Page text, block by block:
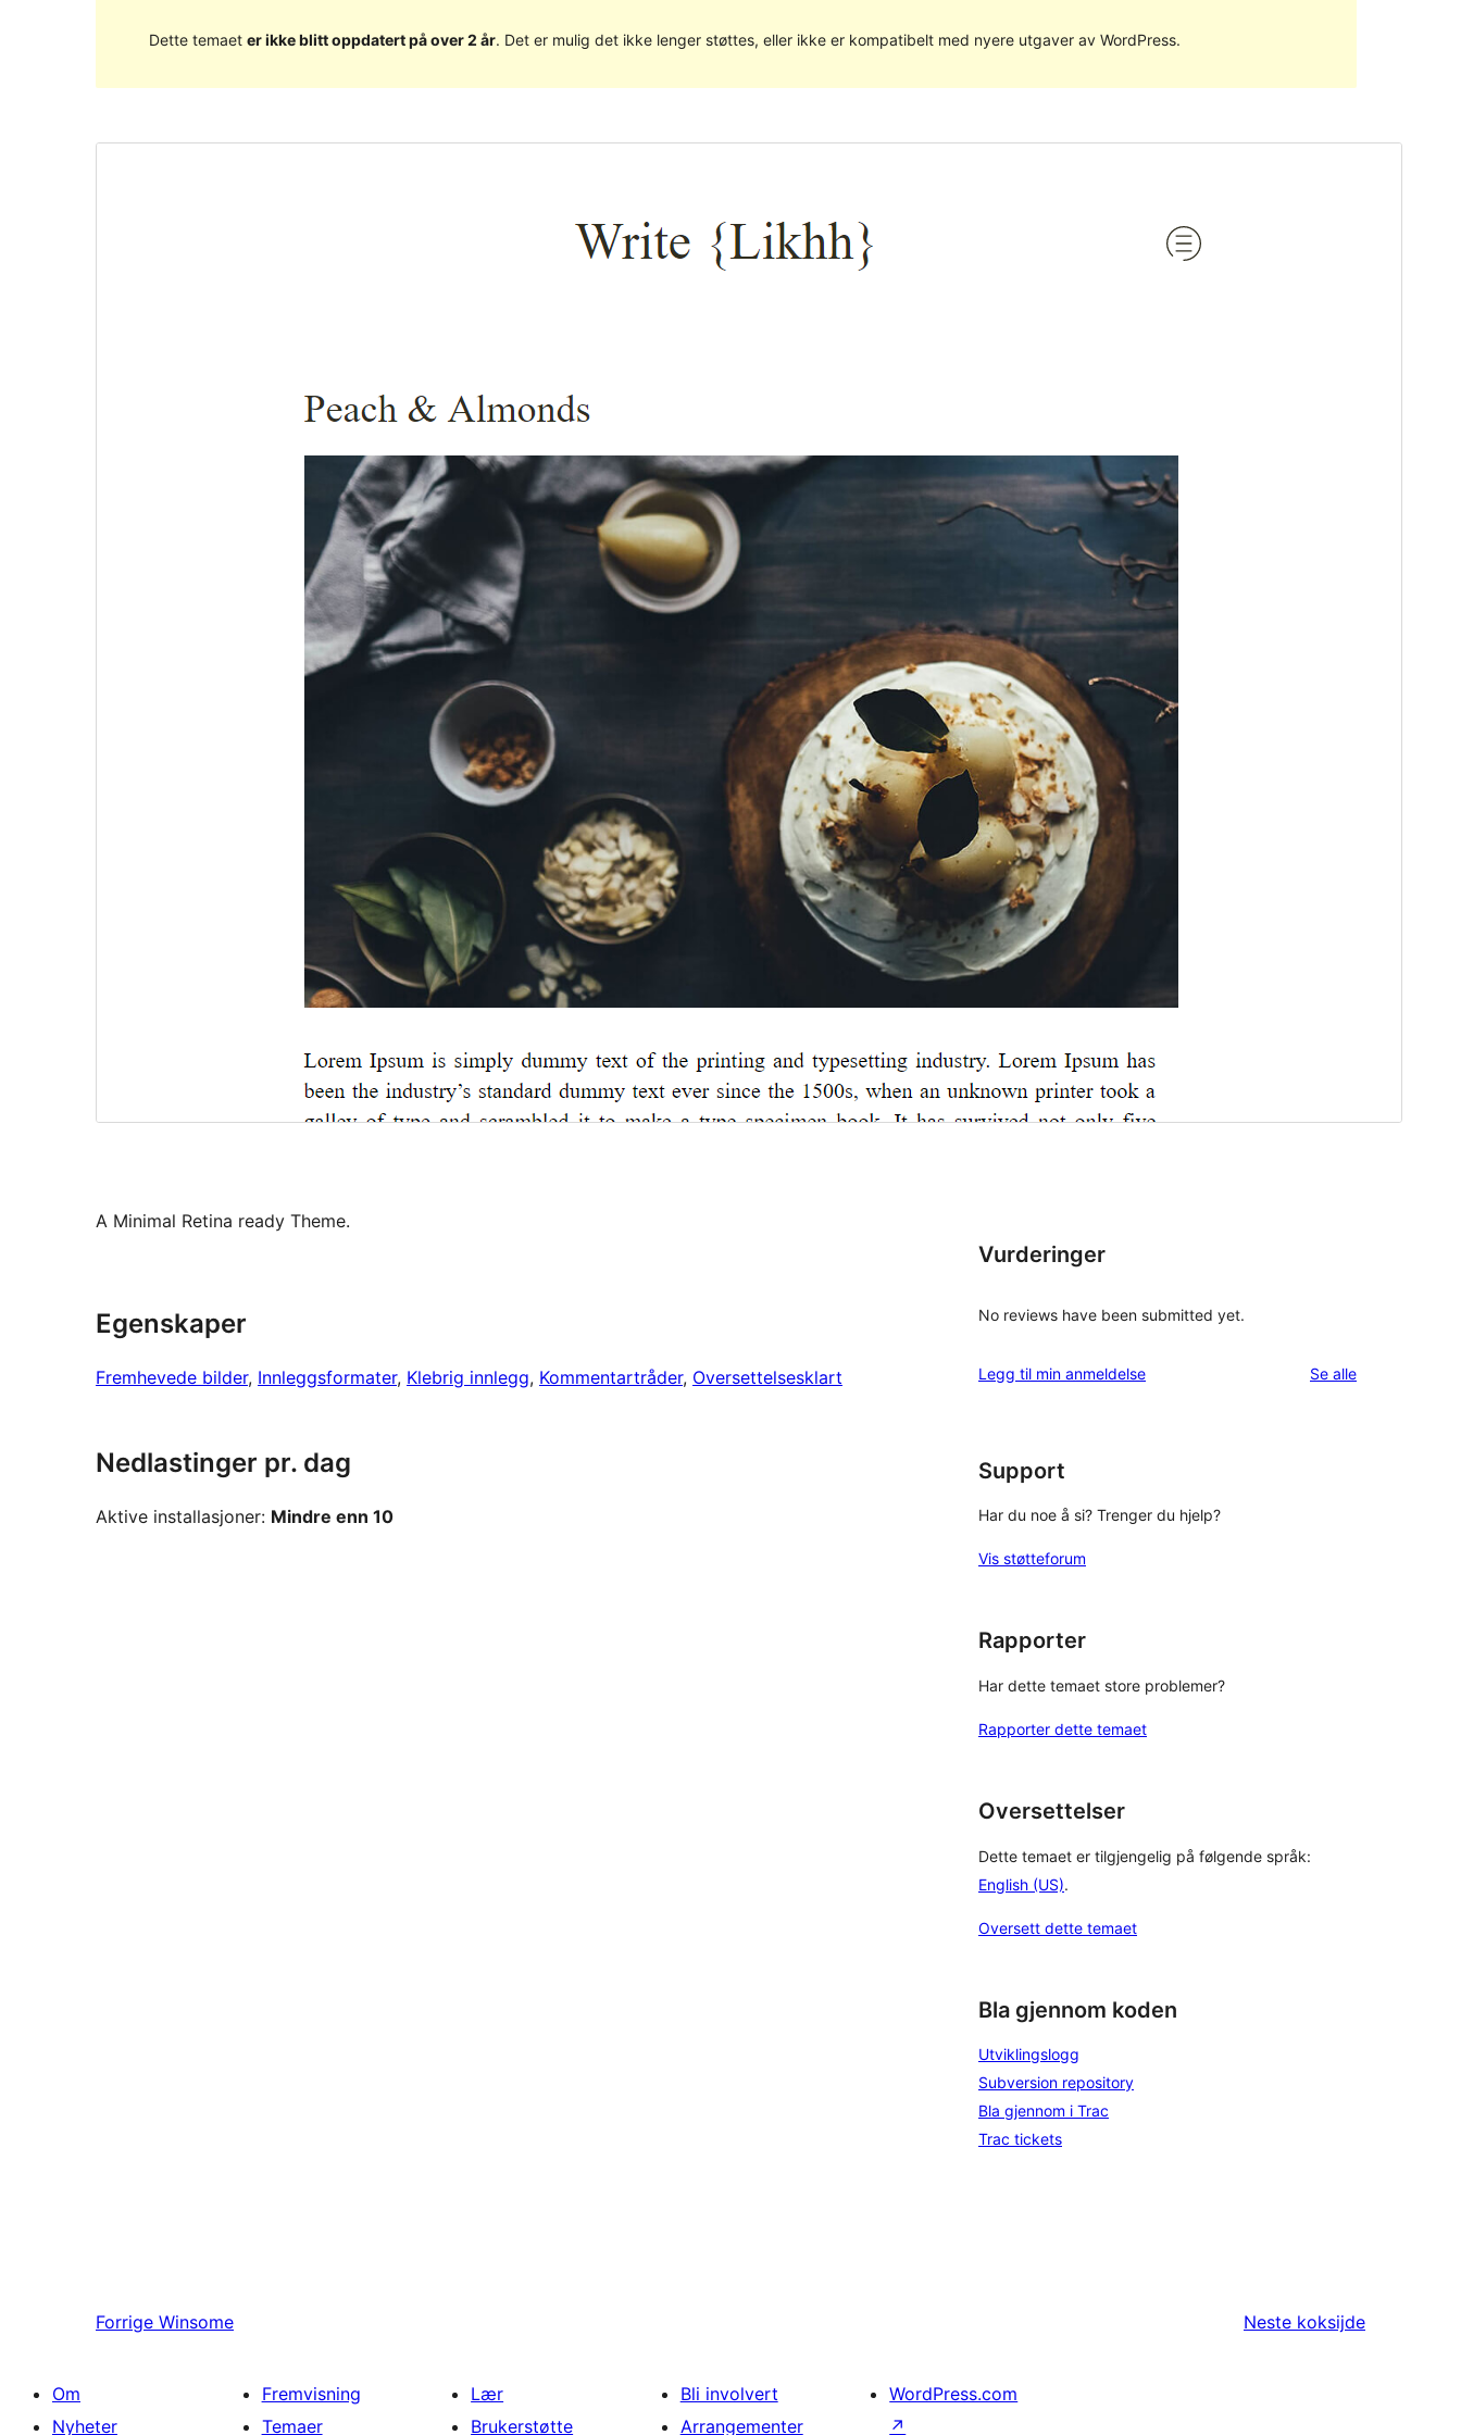
Dette temaet er ikke blitt oppdatert på over 2 år. Det er mulig det ikke lenger støttes, eller ikke er kompatibelt med nyere utgaver av WordPress.
A Minimal Retina ready Theme.
Egenskaper
Fremhevede bilder, Innleggsformater, Klebrig innlegg, Kommentartråder, Oversettelsesklart
Nedlastinger pr. dag
Aktive installasjoner: Mindre enn 10
Vurderinger
No reviews have been submitted yet.
Legg til min anmeldelse Se alleomtalene
Support
Har du noe å si? Trenger du hjelp?
Vis støtteforum
Rapporter
Har dette temaet store problemer?
Rapporter dette temaet
Oversettelser
Dette temaet er tilgjengelig på følgende språk:
English (US).
Oversett dette temaet
Bla gjennom koden
Utviklingslogg
Subversion repository
Bla gjennom i Trac
Trac tickets
Forrige Winsome Neste koksijde
Om
Nyheter
Fremvisning
Temaer
Lær
Brukerstøtte
Bli involvert
Arrangementer
WordPress.com
↗